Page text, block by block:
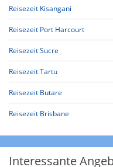
Reisezeit Kisangani
Reisezeit Port Harcourt
Reisezeit Sucre
Reisezeit Tartu
Reisezeit Butare
Reisezeit Brisbane
Interessante